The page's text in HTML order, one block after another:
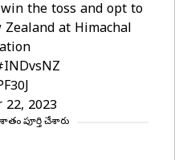
the toss and opt to
at Himachal
22, 2023
శాతం పూర్తి చేశారు